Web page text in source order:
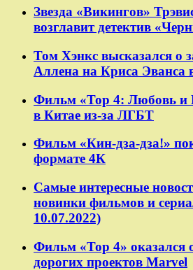
Звезда «Викингов»
возглавит детектив
Том Хэнкс высказался о
Аллена на Криса Эванса
Фильм «Тор 4: Любовь и
в Китае из-за ЛГБТ
Фильм «Кин-дза-дза!»
формате 4К
Самые интересные
новинки фильмов и
10.07.2022)
Фильм «Тор 4» оказался
дорогих проектов Marvel